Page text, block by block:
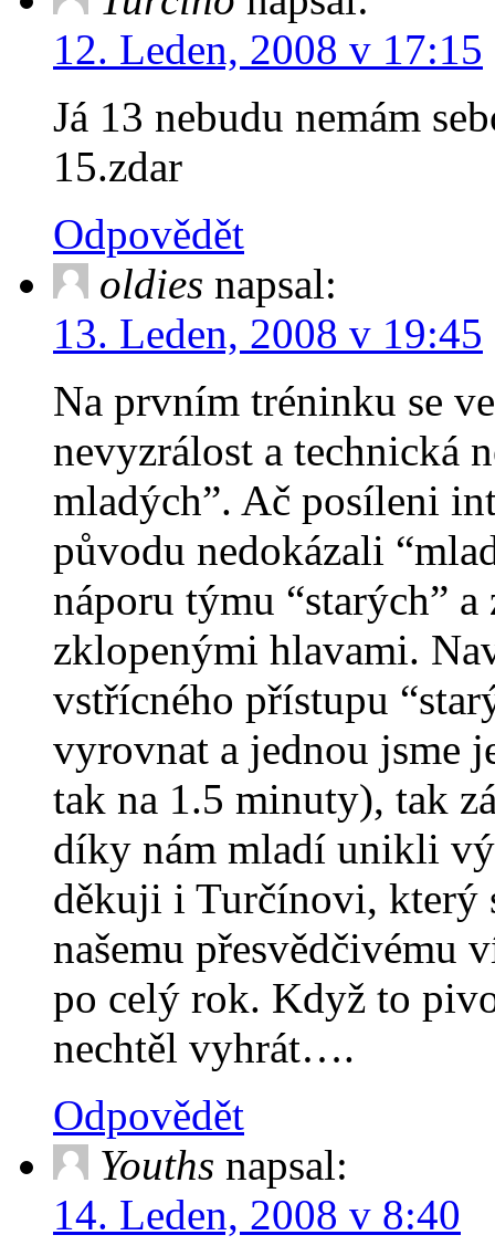
12. Leden, 2008 v 17:15
Já 13 nebudu nemám
15.zdar
Odpovědět
oldies napsal:
13. Leden, 2008 v 19:45
Na prvním tréninku se
nevyzrálost a technická
mladých”. Ač posíleni
původu nedokázali
náporu týmu “starých”
zklopenými hlavami.
vstřícného přístupu
vyrovnat a jednou jsme
tak na 1.5 minuty), tak
díky nám mladí unikli
děkuji i Turčínovi, který
našemu přesvědčivému
po celý rok. Když to
nechtěl vyhrát….
Odpovědět
Youths napsal:
14. Leden, 2008 v 8:40